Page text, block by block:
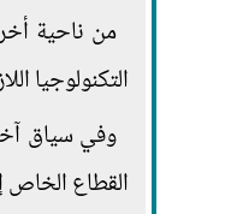
من ناحية
التكنولوجيا
وفي سياق
القطاع الخاص